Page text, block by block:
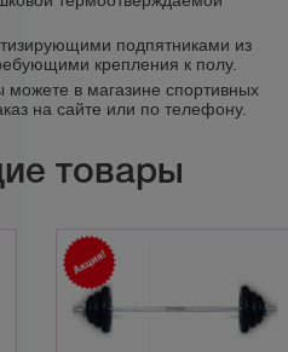
подпятниками из
крепления к полу.
можете в магазине спортивных
на сайте или по телефону.
товары